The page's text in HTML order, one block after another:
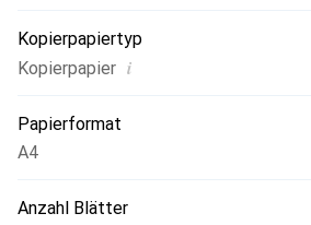
Kopierpapiertyp
Kopierpapier i
Papierformat
A4
Anzahl Blätter